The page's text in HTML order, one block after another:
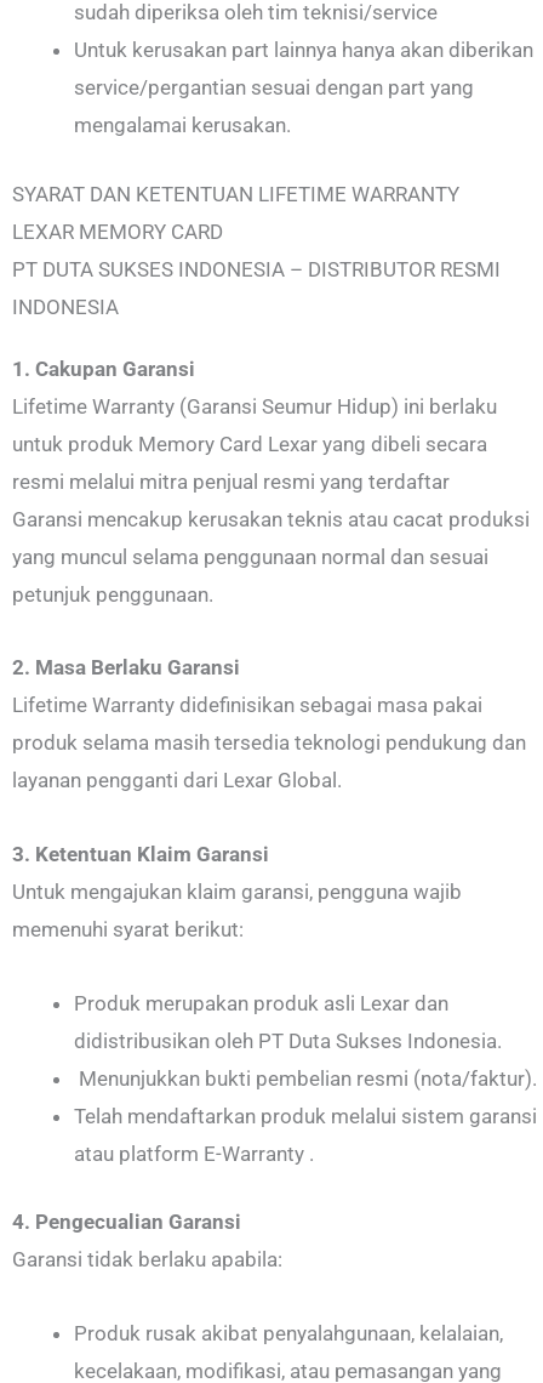
sudah diperiksa oleh tim teknisi/service
Untuk kerusakan part lainnya hanya akan diberikan
service/pergantian sesuai dengan part yang
mengalamai kerusakan.
SYARAT DAN KETENTUAN LIFETIME WARRANTY
LEXAR MEMORY CARD
PT DUTA SUKSES INDONESIA – DISTRIBUTOR RESMI
INDONESIA
1. Cakupan Garansi
Lifetime Warranty (Garansi Seumur Hidup) ini berlaku
untuk produk Memory Card Lexar yang dibeli secara
resmi melalui mitra penjual resmi yang terdaftar
Garansi mencakup kerusakan teknis atau cacat produksi
yang muncul selama penggunaan normal dan sesuai
petunjuk penggunaan.
2. Masa Berlaku Garansi
Lifetime Warranty didefinisikan sebagai masa pakai
produk selama masih tersedia teknologi pendukung dan
layanan pengganti dari Lexar Global.
3. Ketentuan Klaim Garansi
Untuk mengajukan klaim garansi, pengguna wajib
memenuhi syarat berikut:
Produk merupakan produk asli Lexar dan
didistribusikan oleh PT Duta Sukses Indonesia.
Menunjukkan bukti pembelian resmi (nota/faktur).
Telah mendaftarkan produk melalui sistem garansi
atau platform E-Warranty .
4. Pengecualian Garansi
Garansi tidak berlaku apabila:
Produk rusak akibat penyalahgunaan, kelalaian,
kecelakaan, modifikasi, atau pemasangan yang